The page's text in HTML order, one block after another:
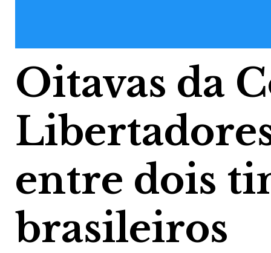
Oitavas da
entre dois
brasileiros